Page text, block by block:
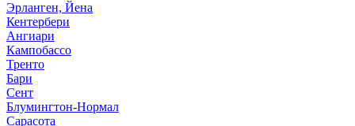
Эрланген, Йена
Кентербери
Ангиари
Кампобассо
Тренто
Бари
Сент
Блумингтон-Нормал
Сарасота